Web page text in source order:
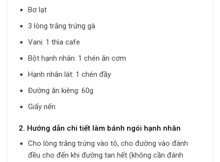
Bơ lạt
3 lòng trắng trứng gà
Vani: 1 thìa cafe
Bột hạnh nhân: 1 chén ăn cơm
Hạnh nhân lát: 1 chén đầy
Đường ăn kiêng: 60g
Giấy nến
2. Hướng dẫn chi tiết làm bánh ngói hạnh nhân
Cho lòng trắng trứng vào tô, cho đường vào đánh
đều cho đến khi đường tan hết (không cần đánh